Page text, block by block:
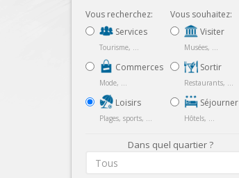
Vous recherchez:
Services
Tourisme, ...
Commerces
Mode, ...
Loisirs
Plages, sports, ...
Vous souhaitez:
Visiter
Musées, ...
Sortir
Restaurants, ...
Séjourner
Hôtels, ...
Dans quel quartier ?
Tous